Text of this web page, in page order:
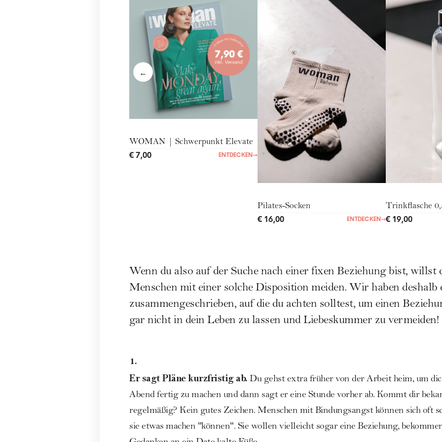
←
WOMAN | Schwerpunkt Elevate
€ 7,00 ENTDECKEN→
Pilates-Socken
€ 16,00 ENTDECKEN→
Trinkflasche
€ 19,00
Wenn du also auf der Suche nach einer fixen Beziehung bist, willst
Menschen mit einer solche Disposition meiden. Wir haben deshalb
zusammengeschrieben, auf die du achten solltest, um einen
gar nicht in dein Leben zu lassen und Liebeskummer zu vermeiden!
1.
Er sagt Pläne kurzfristig ab. Du gehst extra früher von der Arbeit heim, um
Abend fertig zu machen und dann sagt er eine Stunde vorher ab. Kommt dir
regelmäßig? Kein gutes Zeichen. Menschen mit Bindungsangst können sich oft
sie etwas machen "können". Sie wollen vielleicht sogar eine Beziehung,